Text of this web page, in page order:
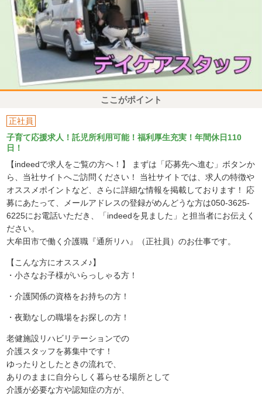
ここがポイント
正社員
子育て応援求人！託児所利用可能！福利厚生充実！年間休日110
日！
【indeedで求人をご覧の方へ！】 まずは「応募先へ進む」ボタンか
ら、当社サイトへご訪問ください！ 当社サイトでは、求人の特徴や
オススメポイントなど、さらに詳細な情報を掲載しております！ 応
募にあたって、メールアドレスの登録がめんどうな方は050-3625-
6225にお電話いただき、「indeedを見ました」と担当者にお伝えく
ださい。
大牟田市で働く介護職『通所リハ』（正社員）のお仕事です。
【こんな方にオススメ♪】
・小さなお子様がいらっしゃる方！
・介護関係の資格をお持ちの方！
・夜勤なしの職場をお探しの方！
老健施設リハビリテーションでの
介護スタッフを募集中です！
ゆったりとしたときの流れで、
ありのままに自分らしく暮らせる場所として
介護が必要な方や認知症の方が、